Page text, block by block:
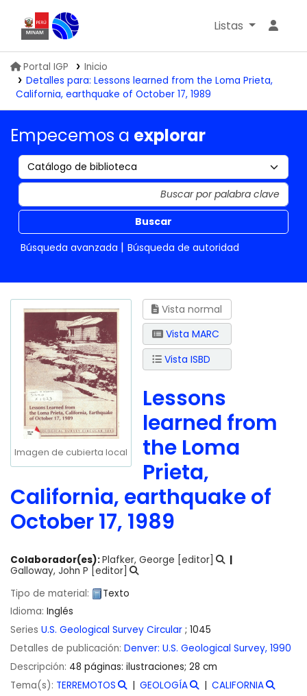
Biblioteca IGP
Listas
Portal IGP
Inicio
Detalles para: Lessons learned from the Loma Prieta,
California, earthquake of October 17, 1989
Empecemos a explorar
Buscar
Búsqueda avanzada
Búsqueda de autoridad
Imagen de cubierta local
Vista normal
Vista MARC
Vista ISBD
Lessons
learned from
the Loma
Prieta,
California, earthquake of
October 17, 1989
Colaborador(es):Plafker, George [editor]
Galloway, John P [editor]
Tipo de material:
Texto
Idioma: Inglés
Series U.S. Geological Survey Circular ; 1045
Detalles de publicación: Denver: U.S. Geological Survey, 1990
Descripción: 48 páginas: ilustraciones; 28 cm
Tema(s): TERREMOTOS GEOLOGÍA
CALIFORNIA